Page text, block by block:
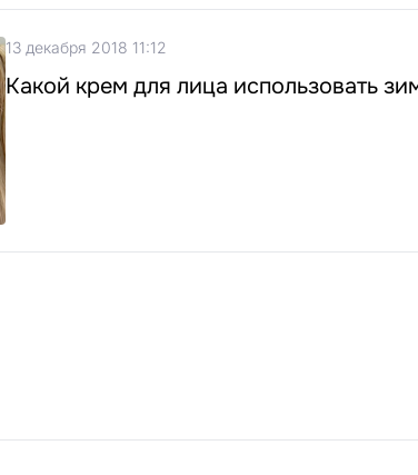
13 декабря 2018 11:12
Какой крем для лица использовать